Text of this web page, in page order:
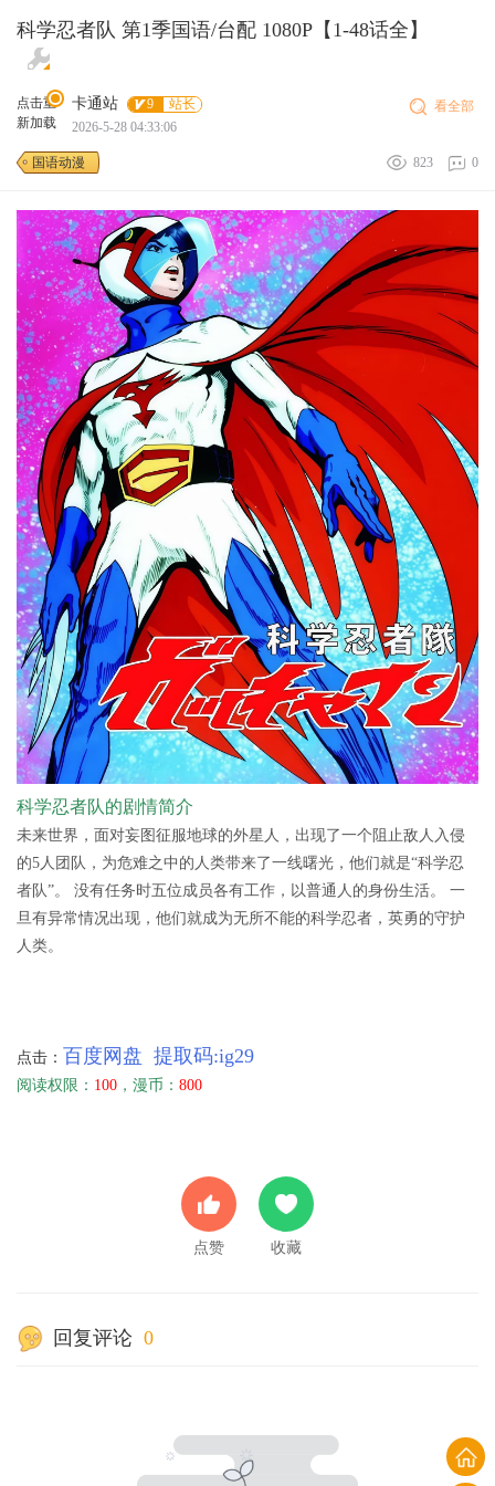
科学忍者队 第1季国语/台配 1080P【1-48话全】
点击重
新加载
卡通站 9
站长
2026-5-28 04:33:06
看全部
国语动漫 823 0
科学忍者队的剧情简介
未来世界，面对妄图征服地球的外星人，出现了一个阻止敌人入侵
的5人团队，为危难之中的人类带来了一线曙光，他们就是“科学忍
者队”。 没有任务时五位成员各有工作，以普通人的身份生活。 一
旦有异常情况出现，他们就成为无所不能的科学忍者，英勇的守护
人类。
点击： 百度网盘 提取码:ig29
阅读权限： 100 ，漫币： 800
点赞 收藏
回复评论 0